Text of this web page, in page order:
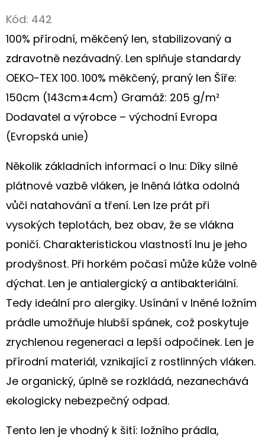
Kód: 442
100% přírodní, měkčený len, stabilizovaný a
zdravotně nezávadný. Len splňuje standardy
OEKO-TEX 100. 100% měkčený, praný len Šíře:
150cm (143cm±4cm) Gramáž: 205 g/m²
Dodavatel a výrobce – východní Evropa
(Evropská unie)
Několik základních informací o lnu: Díky silné
plátnové vazbě vláken, je lněná látka odolná
vůči natahování a tření. Len lze prát při
vysokých teplotách, bez obav, že se vlákna
poničí. Charakteristickou vlastností lnu je jeho
prodyšnost. Při horkém počasí může kůže volně
dýchat. Len je antialergický a antibakteriální.
Tedy ideální pro alergiky. Usínání v lněné ložním
prádle umožňuje hlubší spánek, což poskytuje
zrychlenou regeneraci a lepší odpočinek. Len je
přírodní materiál, vznikající z rostlinných vláken.
Je organický, úplně se rozkládá, nezanechává
ekologicky nebezpečný odpad.
Tento len je vhodný k šití: ložního prádla,
U
J
E
M
E
ZÁSTĚRA
Z
REŽNÉHO
LNU
KVÍTKA"
680
Kč